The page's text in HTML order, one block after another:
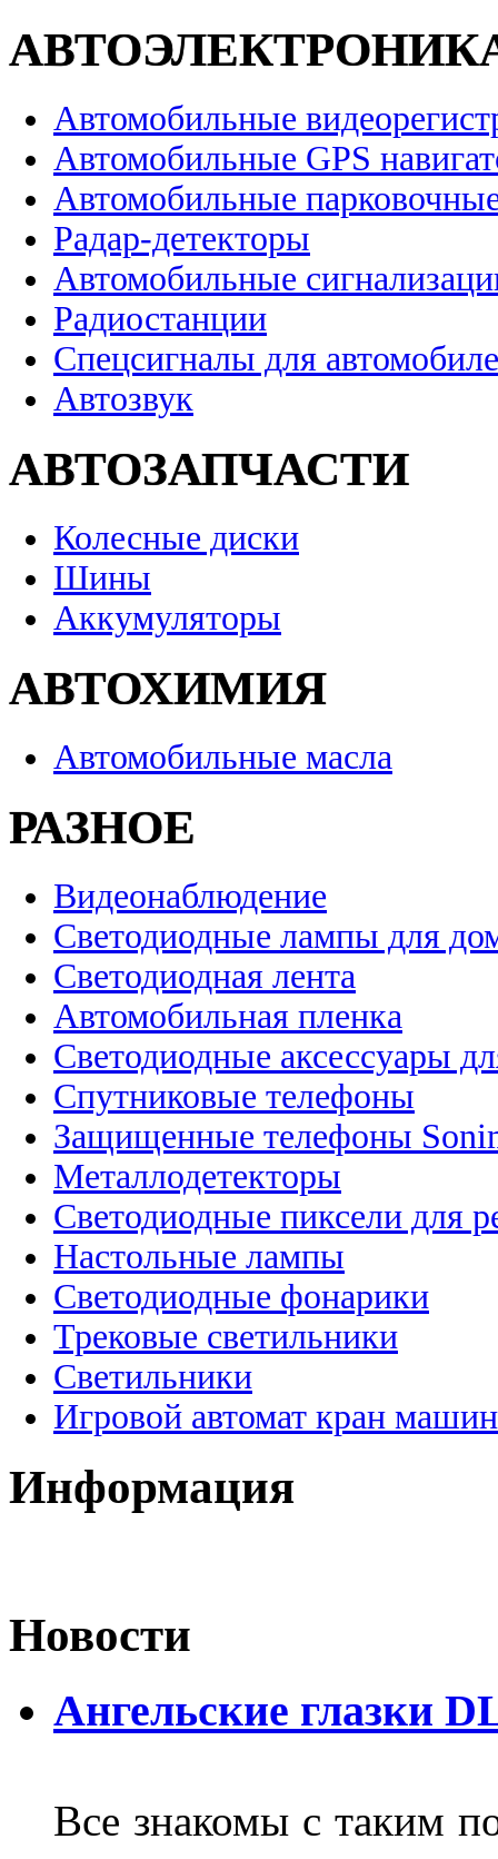
Автомобильные
Автомобильные GPS
Автомобильные
Радар-детекторы
Автомобильные
Радиостанции
Спецсигналы для
Автозвук
АВТОЗАПЧАСТИ
Колесные диски
Шины
Аккумуляторы
АВТОХИМИЯ
Автомобильные масла
РАЗНОЕ
Видеонаблюдение
Светодиодные лампы для
Светодиодная лента
Автомобильная пленка
Светодиодные аксессуары
Спутниковые телефоны
Защищенные телефоны
Металлодетекторы
Светодиодные пиксели для
Настольные лампы
Светодиодные фонарики
Трековые светильники
Светильники
Игровой автомат кран
Информация
Новости
Ангельские глазки
Все знакомы с таким